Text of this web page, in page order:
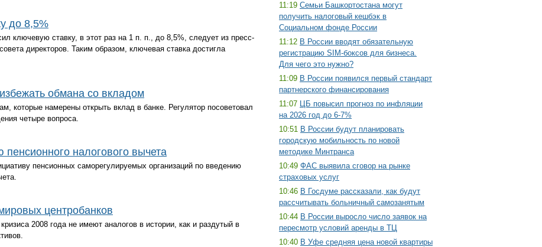
до 8,5%
ключевую ставку, в этот раз на 1 п. п., до 8,5%, следует из пресс-
директоров. Таким образом, ключевая ставка достигла
обмана со вкладом
которые намерены открыть вклад в банке. Регулятор посоветовал
четыре вопроса.
налогового вычета
пенсионных саморегулируемых организаций по введению
центробанков
2008 года не имеют аналогов в истории, как и раздутый в
11:19 Семьи Башкортостана могут
получить налоговый кешбэк в
Социальном фонде России
11:12 В России вводят обязательную
регистрацию SIM-боксов для бизнеса.
Для чего это нужно?
11:09 В России появился первый стандарт
партнерского финансирования
11:07 ЦБ повысил прогноз по инфляции
на 2026 год до 6-7%
10:51 В России будут планировать
городскую мобильность по новой
методике Минтранса
10:49 ФАС выявила сговор на рынке
страховых услуг
10:46 В Госдуме рассказали, как будут
рассчитывать больничный самозанятым
10:44 В России выросло число заявок на
пересмотр условий аренды в ТЦ
10:40 В Уфе средняя цена новой квартиры